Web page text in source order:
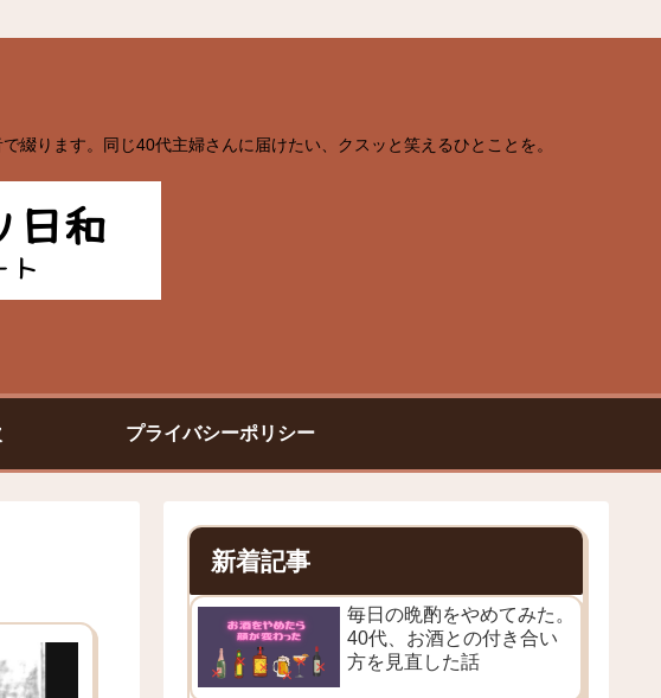
ります。同じ40代主婦さんに届けたい、クスッと笑えるひとことを。
プライバシーポリシー
新着記事
毎日の晩酌をやめてみた。
40代、お酒との付き合い
方を見直した話